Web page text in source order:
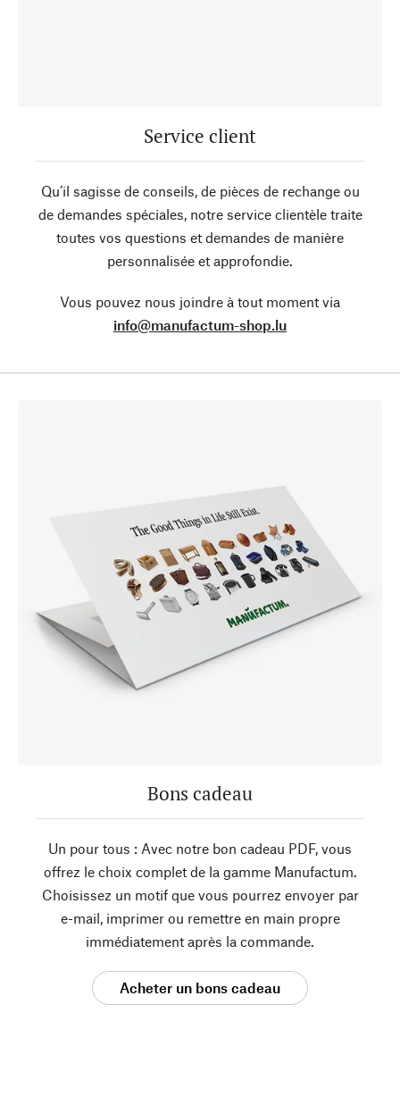
Service client
Qu’il sagisse de conseils, de pièces de rechange ou
de demandes spéciales, notre service clientèle traite
toutes vos questions et demandes de manière
personnalisée et approfondie.
Vous pouvez nous joindre à tout moment via
info@manufactum-shop.lu
Bons cadeau
Un pour tous : Avec notre bon cadeau PDF, vous
offrez le choix complet de la gamme Manufactum.
Choisissez un motif que vous pourrez envoyer par
e-mail, imprimer ou remettre en main propre
immédiatement après la commande.
Acheter un bons cadeau